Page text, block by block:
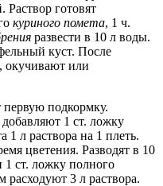
Раствор готовят
куриного помета, 1 ч.
развести в 10 л воды.
куст. После
окучивают или
подкормку.
1 ст. ложку
1 л раствора на 1 плеть.
цветения. Разводят в 10
1 ст. ложку полного
расходуют 3 л раствора.